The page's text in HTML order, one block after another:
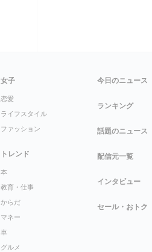
女子
恋愛
ライフスタイル
ファッション
トレンド
本
教育・仕事
からだ
マネー
車
グルメ
今日のニュース
ランキング
話題のニュース
配信元一覧
インタビュー
セール・おトク